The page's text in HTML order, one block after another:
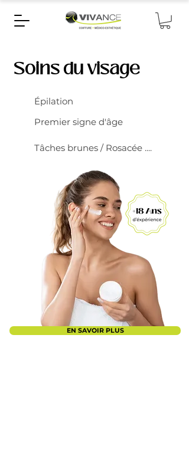
Soins du visage
Épilation
Premier signe d'âge
Tâches brunes / Rosacée ....
EN SAVOIR PLUS